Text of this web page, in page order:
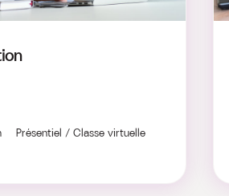
Présentiel / Classe virtuelle